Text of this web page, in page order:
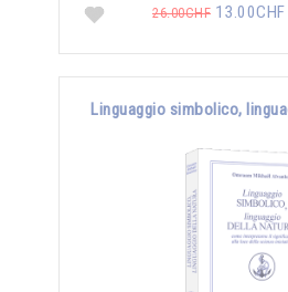
26.00CHF 13.00CHF
Linguaggio simbolico,